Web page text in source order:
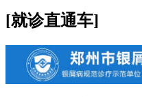
[就诊直通车]